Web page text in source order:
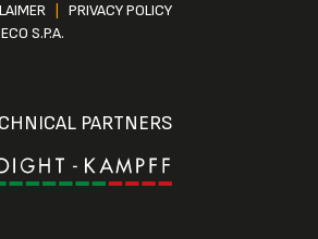
PRIVACY POLICY
S.P.A.
PARTNERS